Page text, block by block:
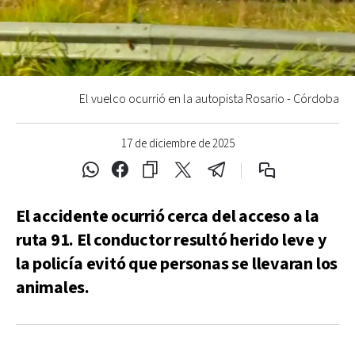
17 de diciembre de 2025
El vuelco ocurrió en la autopista Rosario - Córdoba
El accidente ocurrió cerca del acceso a la
ruta 91. El conductor resultó herido leve y
la policía evitó que personas se llevaran los
animales.